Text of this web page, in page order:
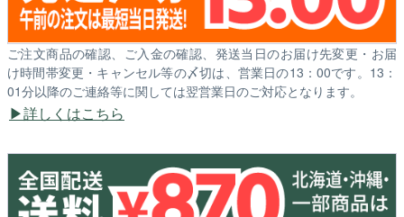
ご注文商品の確認、ご入金の確認、発送当日のお届け先変更・お届
け時間帯変更・キャンセル等の〆切は、営業日の13：00です。13：
01分以降のご連絡等に関しては翌営業日のご対応となります。
詳しくはこちら